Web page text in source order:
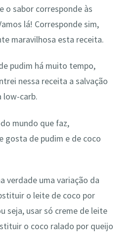
o sabor corresponde às
lá! Corresponde sim,
maravilhosa esta receita.
pudim há muito tempo,
nessa receita a salvação
low-carb.
mundo que faz,
gosta de pudim e de coco
verdade uma variação da
o leite de coco por
seja, usar só creme de leite
o coco ralado por queijo